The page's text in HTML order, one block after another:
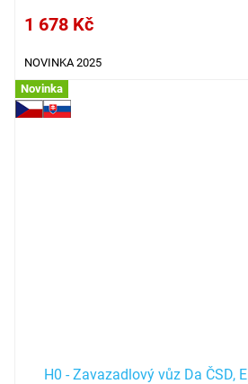
1 678 Kč
NOVINKA 2025
Novinka
H0 - Zavazadlový vůz Da ČSD,